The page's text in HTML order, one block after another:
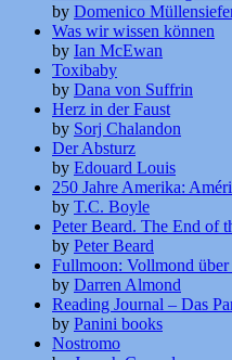
by Domenico
Was wir wissen können
by Ian McEwan
Toxibaby
by Dana von Suffrin
Herz in der Faust
by Sorj Chalandon
Der Absturz
by Edouard Louis
250 Jahre Amerika:
by T.C. Boyle
Peter Beard. The End of
by Peter Beard
Fullmoon: Vollmond über
by Darren Almond
Reading Journal – Das
by Panini books
Nostromo